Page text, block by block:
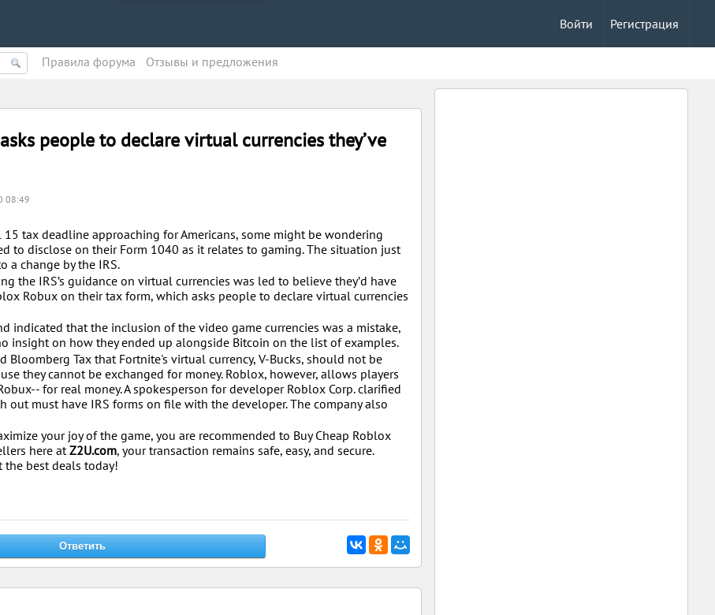
Регистрация
Войти
Правила форума Oтзывы и предложения
people to declare virtual currencies they’ve
08:49
tax deadline approaching for Americans, some might be wondering
to disclose on their Form 1040 as it relates to gaming. The situation just
a change by the IRS.
the IRS’s guidance on virtual currencies was led to believe they’d have
Robux on their tax form, which asks people to declare virtual currencies
indicated that the inclusion of the video game currencies was a mistake,
insight on how they ended up alongside Bitcoin on the list of examples.
Bloomberg Tax that Fortnite's virtual currency, V-Bucks, should not be
they cannot be exchanged for money. Roblox, however, allows players
for real money. A spokesperson for developer Roblox Corp. clarified
out must have IRS forms on file with the developer. The company also
your joy of the game, you are recommended to Buy Cheap Roblox
here atZ2U.com, your transaction remains safe, easy, and secure.
the best deals today!